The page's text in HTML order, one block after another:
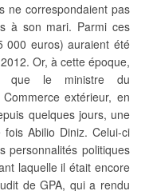
ne correspondaient pas
à son mari. Parmi ces
000 euros) auraient été
Or, à cette époque,
que le ministre du
extérieur, en
quelques jours, une
Abilio Diniz. Celui-ci
personnalités politiques
laquelle il était encore
de GPA, qui a rendu